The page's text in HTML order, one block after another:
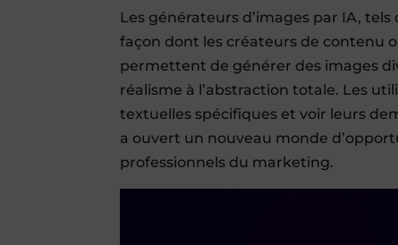
Les générateurs d’images par IA,
façon dont les créateurs de contenu
permettent de générer des images
réalisme à l’abstraction totale. Les
textuelles spécifiques et voir leurs
a ouvert un nouveau monde
professionnels du marketing.